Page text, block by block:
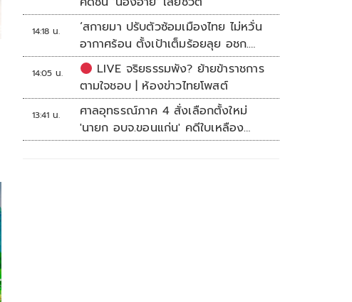
14:18 น.
‘สกายมา ปรับตัวซ้อมเมืองไทย ไม่หวั่น
อากาศร้อน ตั้งเป้าเต็มร้อยลุย อชก.
2026
14:05 น.
LIVE จริยธรรมพัง? ย้ายข้าราชการ
ตามใจชอบ | ห้องข่าวไทยโพสต์
13:41 น.
ศาลอุทธรณ์ภาค 4 สั่งเลือกตั้งใหม่
'นายก อบจ.ขอนแก่น' คดีใบเหลือง
'วัฒนา ช่างเหลา'